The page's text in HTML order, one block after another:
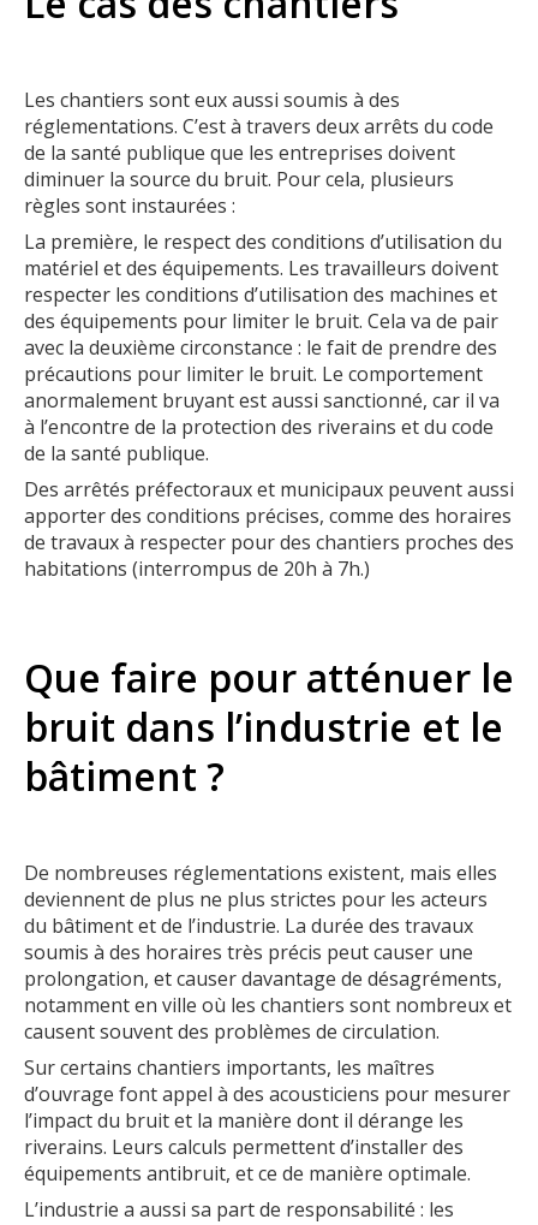
Les chantiers sont eux aussi soumis à des
réglementations. C’est à travers deux arrêts du code
de la santé publique que les entreprises doivent
diminuer la source du bruit. Pour cela, plusieurs
règles sont instaurées :
La première, le respect des conditions d’utilisation du
matériel et des équipements. Les travailleurs doivent
respecter les conditions d’utilisation des machines et
des équipements pour limiter le bruit. Cela va de pair
avec la deuxième circonstance : le fait de prendre des
précautions pour limiter le bruit. Le comportement
anormalement bruyant est aussi sanctionné, car il va
à l’encontre de la protection des riverains et du code
de la santé publique.
Des arrêtés préfectoraux et municipaux peuvent aussi
apporter des conditions précises, comme des horaires
de travaux à respecter pour des chantiers proches des
habitations (interrompus de 20h à 7h.)
Que faire pour atténuer le
bruit dans l’industrie et le
bâtiment ?
De nombreuses réglementations existent, mais elles
deviennent de plus ne plus strictes pour les acteurs
du bâtiment et de l’industrie. La durée des travaux
soumis à des horaires très précis peut causer une
prolongation, et causer davantage de désagréments,
notamment en ville où les chantiers sont nombreux et
causent souvent des problèmes de circulation.
Sur certains chantiers importants, les maîtres
d’ouvrage font appel à des acousticiens pour mesurer
l’impact du bruit et la manière dont il dérange les
riverains. Leurs calculs permettent d’installer des
équipements antibruit, et ce de manière optimale.
L’industrie a aussi sa part de responsabilité : les